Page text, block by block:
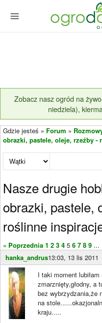
Zobacz nasz ogród na
niedziela),
Gdzie jesteś » Forum »
obrazki, pastele, oleje, rzeźby -
Nasze drugie
obrazki, pastele,
roślinne
« Poprzednia 1 2 3 4 5 6 7 8 9 ...
hanka_andrus13:03, 13 lis 2011
I taki moment
zmarznięty,głodny, a
bez wybrzydzania,że
na
kraju.....